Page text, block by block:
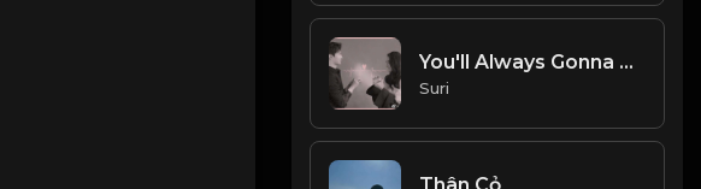
You'll Always Gonna Be My Love - Cover
Suri
Thân Cỏ